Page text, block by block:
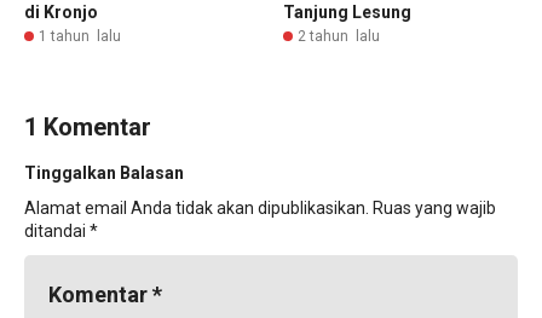
di Kronjo
1 tahun lalu
Tanjung Lesung
2 tahun lalu
1 Komentar
Tinggalkan Balasan
Alamat email Anda tidak akan dipublikasikan. Ruas yang wajib
ditandai *
Komentar*